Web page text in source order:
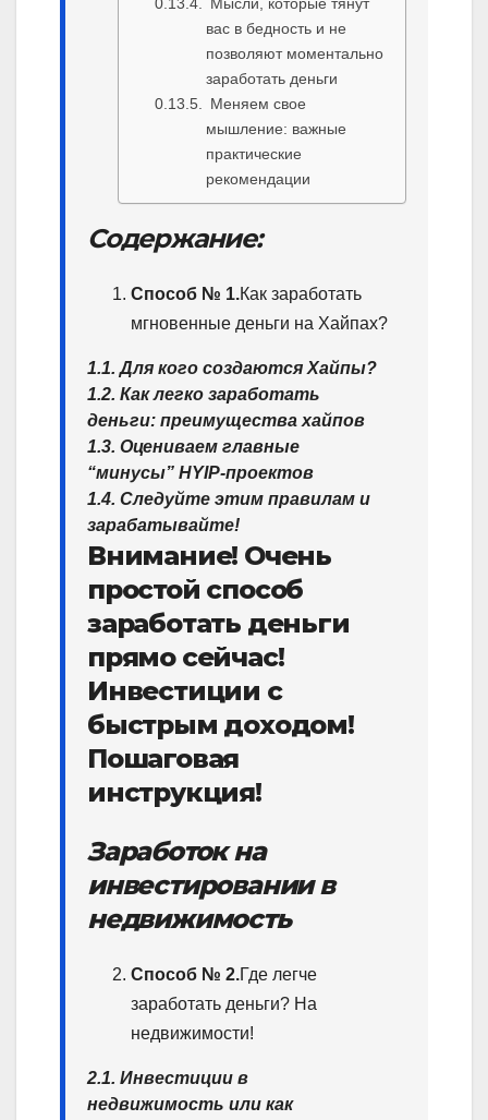
вас в бедность и не
позволяют моментально
заработать деньги
Меняем свое
мышление: важные
практические
рекомендации
Содержание:
Способ № 1.Как заработать
мгновенные деньги на Хайпах?
1.1. Для кого создаются Хайпы?
1.2. Как легко заработать
деньги: преимущества хайпов
1.3. Оцениваем главные
“минусы” HYIP-проектов
1.4. Следуйте этим правилам и
зарабатывайте!
Внимание! Очень
простой способ
заработать деньги
прямо сейчас!
Инвестиции с
быстрым доходом!
Пошаговая
инструкция!
Заработок на
инвестировании в
недвижимость
Способ № 2.Где легче
заработать деньги? На
недвижимости!
2.1. Инвестиции в
недвижимость или как